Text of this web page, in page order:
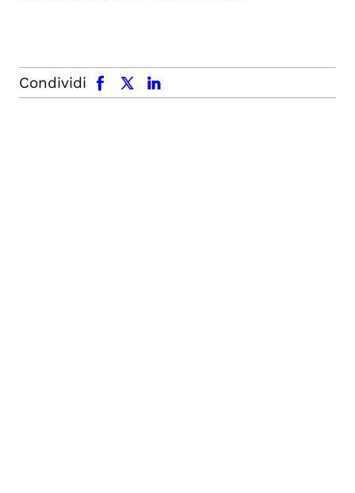
Condividi
facebook x.com linkedin